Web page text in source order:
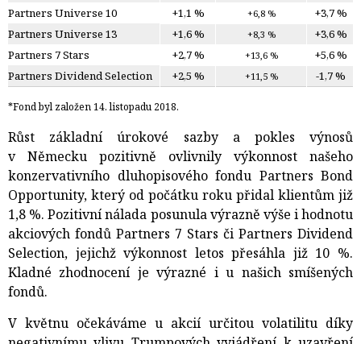
Partners Universe 10
+1,1 % +6,8 %
+3,7 %
Partners Universe 13
+1,6 % +8,3 %
+3,6 %
Partners 7 Stars
+2,7 % +13,6 %
+5,6 %
Partners Dividend Selection
+2,5 % +11,5 % -1,7 %
*Fond byl založen 14. listopadu 2018.
Růst základní úrokové sazby a pokles výnosů
v Německu pozitivně ovlivnily výkonnost našeho
konzervativního dluhopisového fondu Partners Bond
Opportunity, který od počátku roku přidal klientům již
1,8 %. Pozitivní nálada posunula výrazně výše i hodnotu
akciových fondů Partners 7 Stars či Partners Dividend
Selection, jejichž výkonnost letos přesáhla již 10 %.
Kladné zhodnocení je výrazné i u našich smíšených
fondů.
V květnu očekáváme u akcií určitou volatilitu díky